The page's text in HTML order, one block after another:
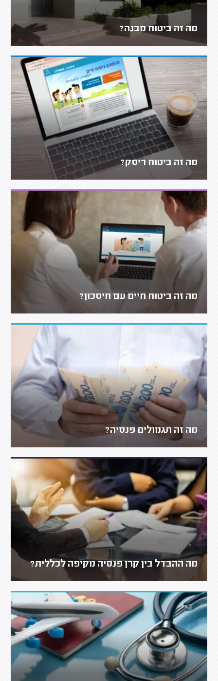
מה זה ביטוח מבנה?
מה זה ביטוח ריסק?
מה זה ביטוח חיים עם חיסכון?
מה זה תגמולים פנסיה?
מה ההבדל בין קרן פנסיה מקיפה לכללית?